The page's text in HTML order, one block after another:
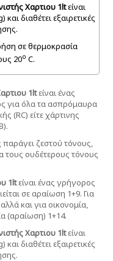
Χαρτιου 1ltείναι
διαθέτει εξαιρετικές
σε θερμοκρασία
20ο C.
1ltείναι ένας
για όλα τα ασπρόμαυρα
(RC) είτε χάρτινης
παράγει ζεστού τόνους,
τους ουδέτερους τόνους
1ltείναι ένας γρήγορος
σε αραίωση 1+9. Για
και για οικονομία,
(αραίωση) 1+14.
Χαρτιου 1ltείναι
διαθέτει εξαιρετικές